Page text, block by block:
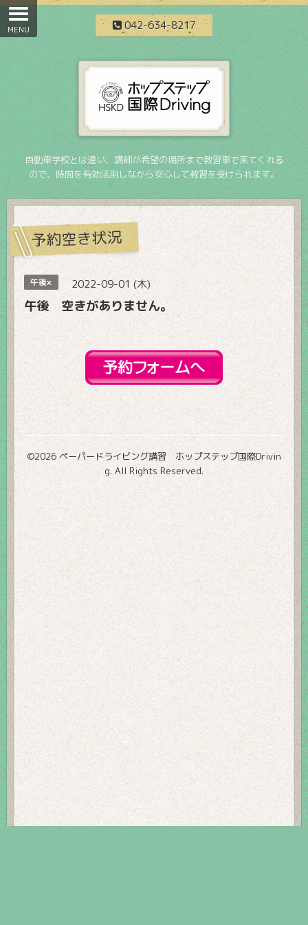
042-634-8217
自動車学校とは違い、講師が希望の場所まで教習車で来てくれる
ので、時間を有効活用しながら安心して教習を受けられます。
予約空き状況
午後× 2022-09-01 (木)
午後 空きがありません。
©2026 ペーパードライビング講習 ホップステップ国際Drivin
g. All Rights Reserved.